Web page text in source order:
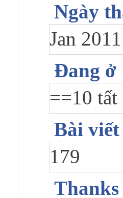
Ngày
Jan 2011
Đang ở
==10 tất
Bài viết
179
Thanks